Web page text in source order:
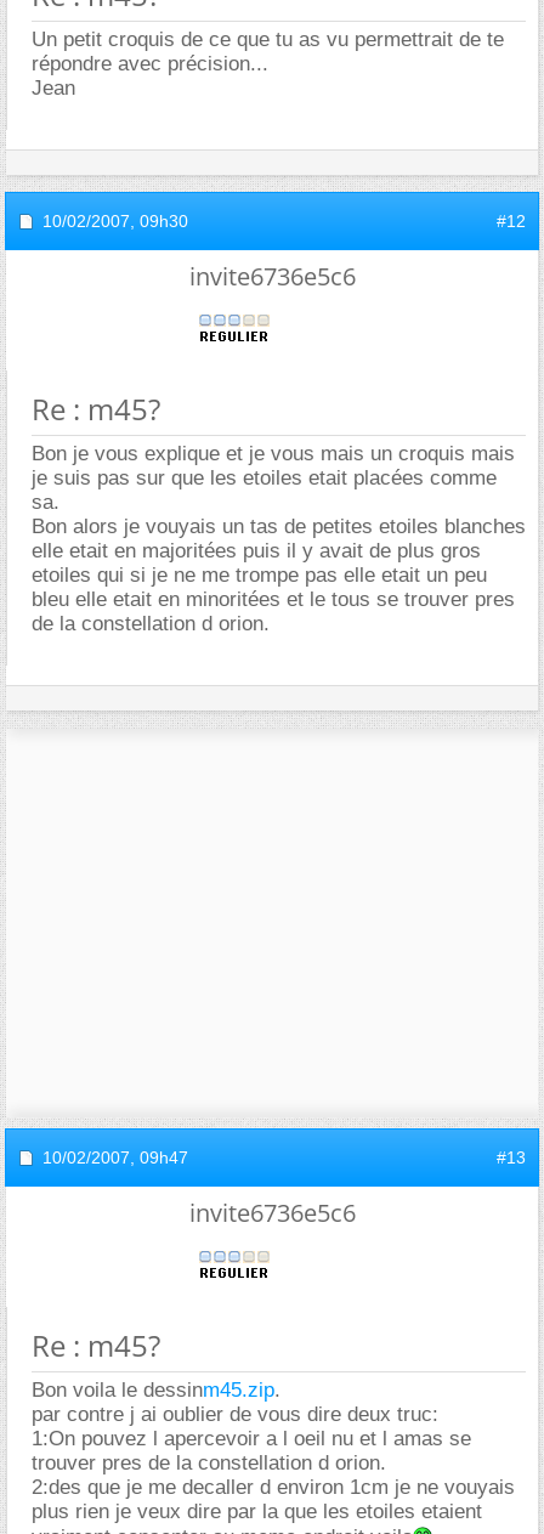
Un petit croquis de ce que tu as vu permettrait de te
répondre avec précision...
Jean
10/02/2007, 09h30 #12
invite6736e5c6
Re : m45?
Bon je vous explique et je vous mais un croquis mais
je suis pas sur que les etoiles etait placées comme
sa.
Bon alors je vouyais un tas de petites etoiles blanches
elle etait en majoritées puis il y avait de plus gros
etoiles qui si je ne me trompe pas elle etait un peu
bleu elle etait en minoritées et le tous se trouver pres
de la constellation d orion.
10/02/2007, 09h47 #13
invite6736e5c6
Re : m45?
Bon voila le dessinm45.zip.
par contre j ai oublier de vous dire deux truc:
1:On pouvez l apercevoir a l oeil nu et l amas se
trouver pres de la constellation d orion.
2:des que je me decaller d environ 1cm je ne vouyais
plus rien je veux dire par la que les etoiles etaient